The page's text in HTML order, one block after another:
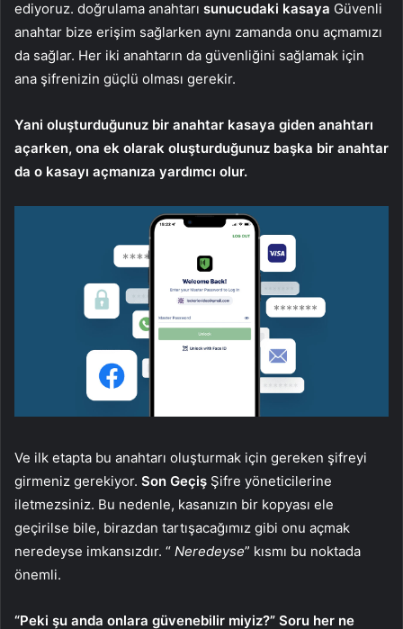
ediyoruz. doğrulama anahtarı sunucudaki kasaya Güvenli
anahtar bize erişim sağlarken aynı zamanda onu açmamızı
da sağlar. Her iki anahtarın da güvenliğini sağlamak için
ana şifrenizin güçlü olması gerekir.
Yani oluşturduğunuz bir anahtar kasaya giden anahtarı
açarken, ona ek olarak oluşturduğunuz başka bir anahtar
da o kasayı açmanıza yardımcı olur.
Ve ilk etapta bu anahtarı oluşturmak için gereken şifreyi
girmeniz gerekiyor. Son Geçiş Şifre yöneticilerine
iletmezsiniz. Bu nedenle, kasanızın bir kopyası ele
geçirilse bile, birazdan tartışacağımız gibi onu açmak
neredeyse imkansızdır. “ Neredeyse” kısmı bu noktada
önemli.
“Peki şu anda onlara güvenebilir miyiz?” Soru her ne